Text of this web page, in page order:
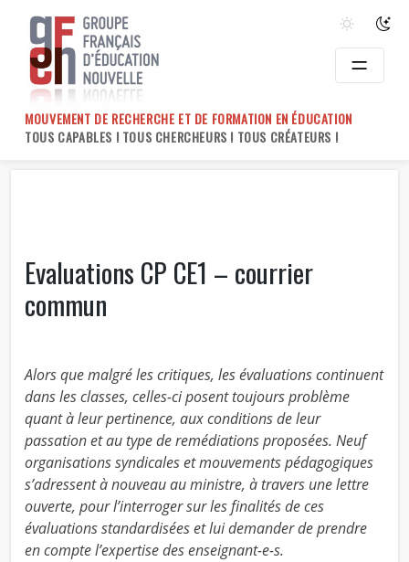
content
MOUVEMENT DE RECHERCHE ET DE FORMATION EN ÉDUCATION
TOUS CAPABLES ! TOUS CHERCHEURS ! TOUS CRÉATEURS !
Evaluations CP CE1 – courrier
commun
Alors que malgré les critiques, les évaluations continuent
dans les classes, celles-ci posent toujours problème
quant à leur pertinence, aux conditions de leur
passation et au type de remédiations proposées. Neuf
organisations syndicales et mouvements pédagogiques
s’adressent à nouveau au ministre, à travers une lettre
ouverte, pour l’interroger sur les finalités de ces
évaluations standardisées et lui demander de prendre
en compte l’expertise des enseignant-e-s.